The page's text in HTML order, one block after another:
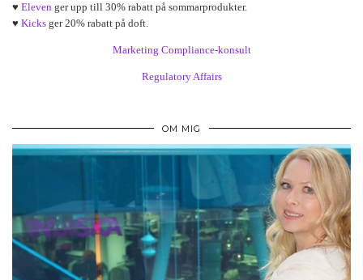
♥ Eleven ger upp till 30% rabatt på sommarprodukter.
♥ Kicks ger 20% rabatt på doft.
Marketing Compliance-konsult
Regulatory Affairs
OM MIG